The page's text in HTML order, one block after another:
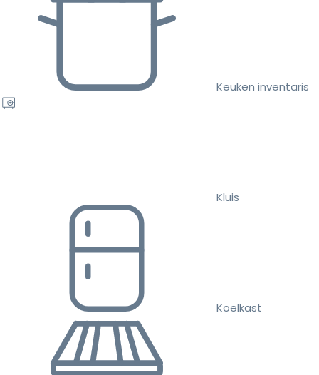
Keuken inventaris
Kluis
Koelkast